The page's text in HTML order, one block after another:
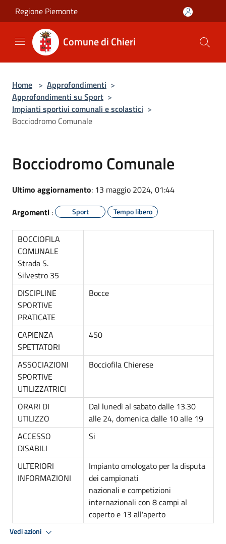
Salta al contenuto principale
Regione Piemonte
Comune di Chieri
Home > Approfondimenti >
Approfondimenti su Sport >
Impianti sportivi comunali e scolastici >
Bocciodromo Comunale
Bocciodromo Comunale
Ultimo aggiornamento: 13 maggio 2024, 01:44
Argomenti : Sport Tempo libero
BOCCIOFILA
COMUNALE
Strada S.
Silvestro 35
DISCIPLINE
SPORTIVE
PRATICATE
Bocce
CAPIENZA
SPETTATORI
450
ASSOCIAZIONI
SPORTIVE
UTILIZZATRICI
Bocciofila Chierese
ORARI DI
UTILIZZO
Dal lunedì al sabato dalle 13.30
alle 24, domenica dalle 10 alle 19
ACCESSO
DISABILI
Si
ULTERIORI
INFORMAZIONI
Impianto omologato per la disputa
dei campionati
nazionali e competizioni
internazionali con 8 campi al
coperto e 13 all'aperto
Vedi azioni